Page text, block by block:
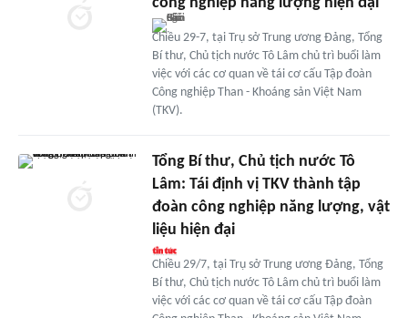
Chiều 29-7, tại Trụ sở Trung ương Đảng, Tổng
Bí thư, Chủ tịch nước Tô Lâm chủ trì buổi làm
việc với các cơ quan về tái cơ cấu Tập đoàn
Công nghiệp Than - Khoáng sản Việt Nam
(TKV).
Tổng Bí thư, Chủ tịch nước Tô
Lâm: Tái định vị TKV thành tập
đoàn công nghiệp năng lượng, vật
liệu hiện đại
Chiều 29/7, tại Trụ sở Trung ương Đảng, Tổng
Bí thư, Chủ tịch nước Tô Lâm chủ trì buổi làm
việc với các cơ quan về tái cơ cấu Tập đoàn